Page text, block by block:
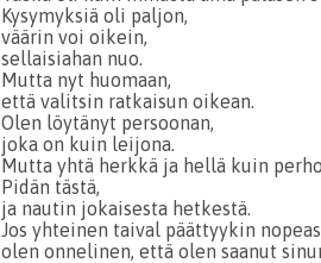
Kysymyksiä oli paljon,
väärin voi oikein,
sellaisiahan nuo.
Mutta nyt huomaan,
että valitsin ratkaisun oikean.
Olen löytänyt persoonan,
joka on kuin leijona.
Mutta yhtä herkkä ja hellä kuin
Pidän tästä,
ja nautin jokaisesta hetkestä.
Jos yhteinen taival päättyykin
olen onnelinen, että olen saanut